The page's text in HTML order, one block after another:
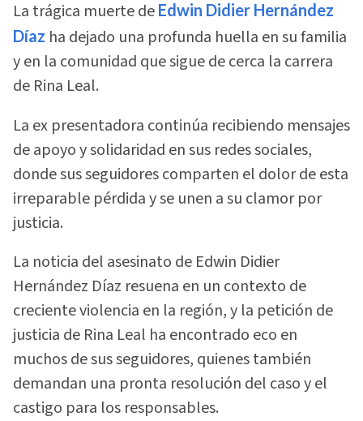
La trágica muerte de Edwin Didier Hernández
Díaz ha dejado una profunda huella en su familia
y en la comunidad que sigue de cerca la carrera
de Rina Leal.
La ex presentadora continúa recibiendo mensajes
de apoyo y solidaridad en sus redes sociales,
donde sus seguidores comparten el dolor de esta
irreparable pérdida y se unen a su clamor por
justicia.
La noticia del asesinato de Edwin Didier
Hernández Díaz resuena en un contexto de
creciente violencia en la región, y la petición de
justicia de Rina Leal ha encontrado eco en
muchos de sus seguidores, quienes también
demandan una pronta resolución del caso y el
castigo para los responsables.